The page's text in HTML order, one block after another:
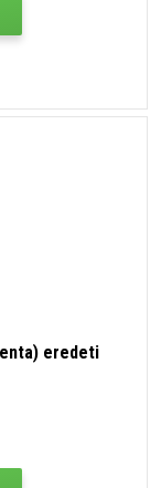
eredeti